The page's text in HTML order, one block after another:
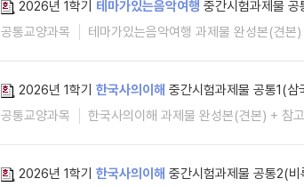
2026년 1학기 테마가있는음악여행 중간시험과제물
공통교양과목
테마가있는음악여행 과제물 완성본(견본
2026년 1학기 한국사의이해 중간시험과제물 공통1(
공통교양과목
한국사의이해 과제물 완성본(견본) + 참
2026년 1학기 한국사의이해 중간시험과제물 공통2(